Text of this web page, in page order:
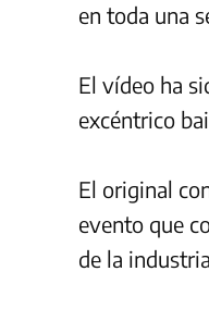
en toda una
El vídeo ha
excéntrico
El original
evento que
de la